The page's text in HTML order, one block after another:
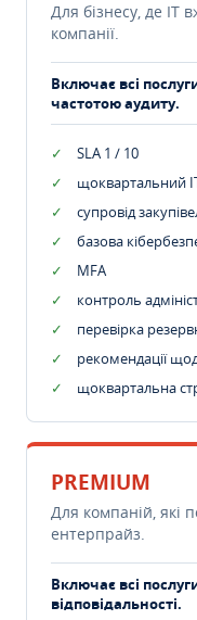
Для бізнесу, де IT
компанії.
Включає всі
частотою аудиту.
SLA 1 / 10
щоквартальний
супровід
базова
MFA
контроль
перевірка
рекомендації
щоквартальна
PREMIUM
Для компаній, які
ентерпрайз.
Включає всі
відповідальності.